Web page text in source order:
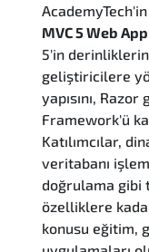
Eğitim Takvimi
Kimler Katılmalı
Kurs İçeriği
Soru ve Cevaplar
Sınav & Sertifika
MVC 5 Web
5'in
geliştiricilere
yapısını,
Framework'ü
Katılımcılar,
veritabanı
doğrulama gibi
özelliklere
konusu eğitim,